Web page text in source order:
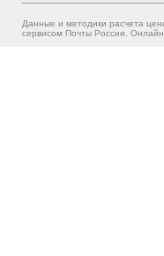
Данные и методики расчета
сервисом Почты России. Онлайн